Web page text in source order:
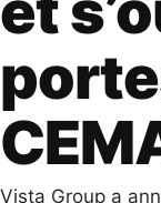
Vista Group a